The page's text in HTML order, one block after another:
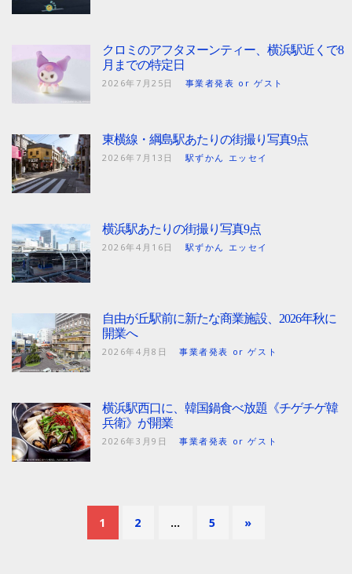
クロミのアフタヌーンティー、横浜駅近くで8
月までの特定日
2026年7月25日 事業者発表 or ゲスト
東横線・綱島駅あたりの街撮り写真9点
2026年7月13日 駅ずかん エッセイ
横浜駅あたりの街撮り写真9点
2026年4月16日 駅ずかん エッセイ
自由が丘駅前に新たな商業施設、2026年秋に
開業へ
2026年4月8日 事業者発表 or ゲスト
横浜駅西口に、韓国鍋食べ放題《チゲチゲ韓
兵衛》が開業
2026年3月9日 事業者発表 or ゲスト
1 2 … 5 »